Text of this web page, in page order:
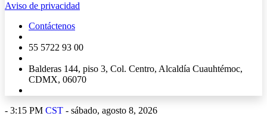
Aviso de privacidad
Contáctenos
55 5722 93 00
Balderas 144, piso 3, Col. Centro, Alcaldía Cuauhtémoc,
CDMX, 06070
- 3:15 PM CST - sábado, agosto 8, 2026